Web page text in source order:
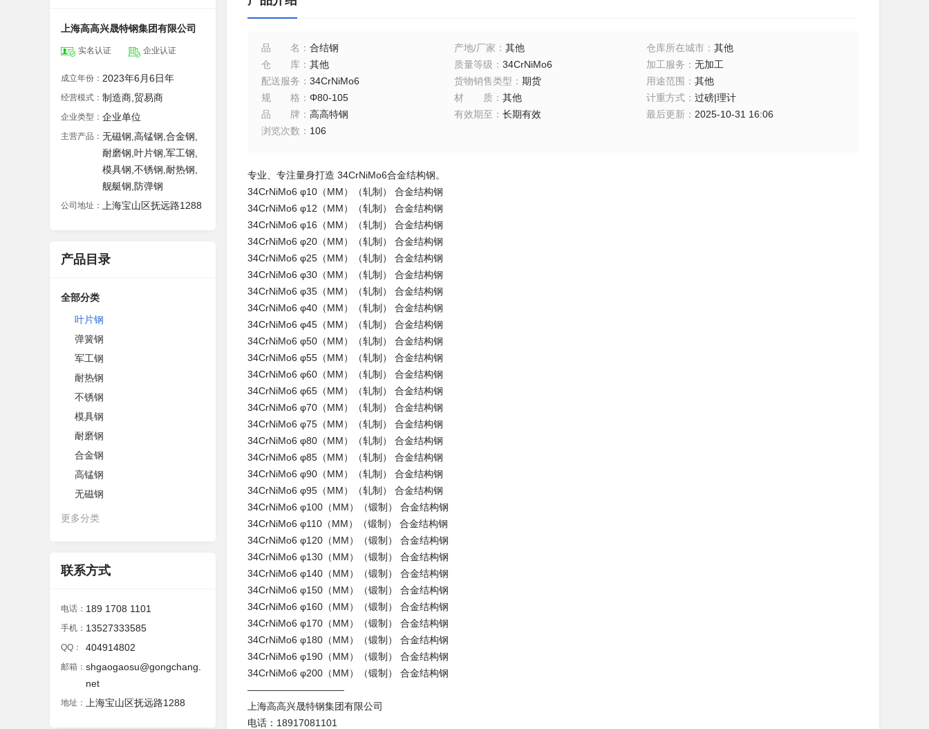
上海高高兴晟特钢集团有限公司
实名认证 企业认证
成立年份： 2023年6月6日年
经营模式： 制造商,贸易商
企业类型： 企业单位
主营产品： 无磁钢,高锰钢,合金钢,
耐磨钢,叶片钢,军工钢,
模具钢,不锈钢,耐热钢,
舰艇钢,防弹钢
公司地址： 上海宝山区抚远路1288
产品目录
全部分类
叶片钢
弹簧钢
军工钢
耐热钢
不锈钢
模具钢
耐磨钢
合金钢
高锰钢
无磁钢
更多分类
联系方式
电话： 189 1708 1101
手机： 13527333585
QQ： 404914802
邮箱： shgaogaosu@gongchang.
net
地址： 上海宝山区抚远路1288
品名 ： 合结钢 产地/厂家 ： 其他 仓库所在城市 ：其他
仓库 ： 其他 质量等级 ： 34CrNiMo6 加工服务 ：无加工
配送服务 ： 34CrNiMo6 货物销售类型 ： 期货 用途范围 ：其他
规格 ： Φ80-105 材质 ： 其他 计重方式 ：过磅|理计
品牌 ： 高高特钢 有效期至 ： 长期有效 最后更新 ： 2025-10-31 16:06
浏览次数 ： 106
专业、专注量身打造 34CrNiMo6合金结构钢。
34CrNiMo6 φ10（MM）（轧制） 合金结构钢
34CrNiMo6 φ12（MM）（轧制） 合金结构钢
34CrNiMo6 φ16（MM）（轧制） 合金结构钢
34CrNiMo6 φ20（MM）（轧制） 合金结构钢
34CrNiMo6 φ25（MM）（轧制） 合金结构钢
34CrNiMo6 φ30（MM）（轧制） 合金结构钢
34CrNiMo6 φ35（MM）（轧制） 合金结构钢
34CrNiMo6 φ40（MM）（轧制） 合金结构钢
34CrNiMo6 φ45（MM）（轧制） 合金结构钢
34CrNiMo6 φ50（MM）（轧制） 合金结构钢
34CrNiMo6 φ55（MM）（轧制） 合金结构钢
34CrNiMo6 φ60（MM）（轧制） 合金结构钢
34CrNiMo6 φ65（MM）（轧制） 合金结构钢
34CrNiMo6 φ70（MM）（轧制） 合金结构钢
34CrNiMo6 φ75（MM）（轧制） 合金结构钢
34CrNiMo6 φ80（MM）（轧制） 合金结构钢
34CrNiMo6 φ85（MM）（轧制） 合金结构钢
34CrNiMo6 φ90（MM）（轧制） 合金结构钢
34CrNiMo6 φ95（MM）（轧制） 合金结构钢
34CrNiMo6 φ100（MM）（锻制） 合金结构钢
34CrNiMo6 φ110（MM）（锻制） 合金结构钢
34CrNiMo6 φ120（MM）（锻制） 合金结构钢
34CrNiMo6 φ130（MM）（锻制） 合金结构钢
34CrNiMo6 φ140（MM）（锻制） 合金结构钢
34CrNiMo6 φ150（MM）（锻制） 合金结构钢
34CrNiMo6 φ160（MM）（锻制） 合金结构钢
34CrNiMo6 φ170（MM）（锻制） 合金结构钢
34CrNiMo6 φ180（MM）（锻制） 合金结构钢
34CrNiMo6 φ190（MM）（锻制） 合金结构钢
34CrNiMo6 φ200（MM）（锻制） 合金结构钢
——————————
上海高高兴晟特钢集团有限公司
电话：18917081101